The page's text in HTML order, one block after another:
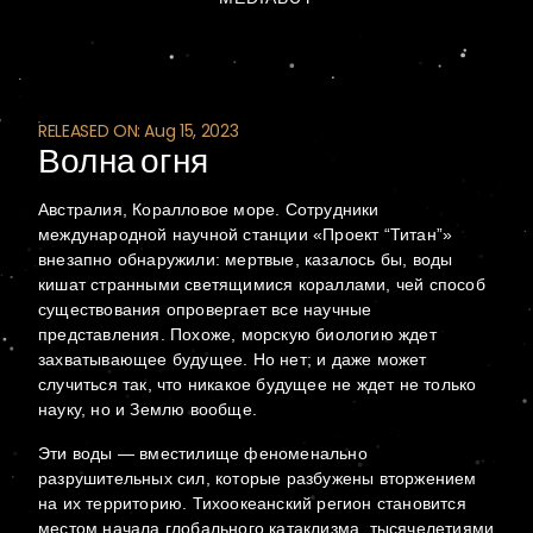
RELEASED ON: Aug 15, 2023
Волна огня
Австралия, Коралловое море. Сотрудники
международной научной станции «Проект “Титан”»
внезапно обнаружили: мертвые, казалось бы, воды
кишат странными светящимися кораллами, чей способ
существования опровергает все научные
представления. Похоже, морскую биологию ждет
захватывающее будущее. Но нет; и даже может
случиться так, что никакое будущее не ждет не только
науку, но и Землю вообще.
Эти воды — вместилище феноменально
разрушительных сил, которые разбужены вторжением
на их территорию. Тихоокеанский регион становится
местом начала глобального катаклизма, тысячелетиями